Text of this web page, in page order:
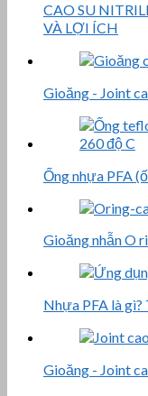
CAO SU
VÀ LỢI ÍCH
Gioăng - Joint
Ống nhựa PFA
Gioăng nhẫn O
Nhựa PFA là gì?
Gioăng - Joint